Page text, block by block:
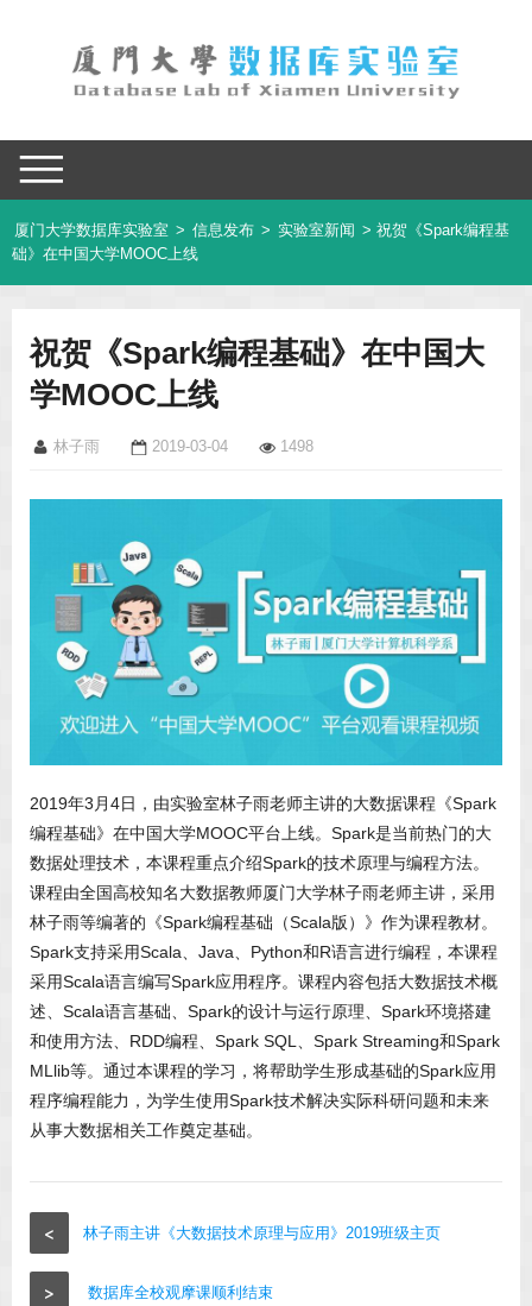
厦门大学数据库实验室 > 信息发布 > 实验室新闻 > 祝贺《Spark编程基
础》在中国大学MOOC上线
祝贺《Spark编程基础》在中国大
学MOOC上线
林子雨 2019-03-04 1498
2019年3月4日，由实验室林子雨老师主讲的大数据课程《Spark
编程基础》在中国大学MOOC平台上线。Spark是当前热门的大
数据处理技术，本课程重点介绍Spark的技术原理与编程方法。
课程由全国高校知名大数据教师厦门大学林子雨老师主讲，采用
林子雨等编著的《Spark编程基础（Scala版）》作为课程教材。
Spark支持采用Scala、Java、Python和R语言进行编程，本课程
采用Scala语言编写Spark应用程序。课程内容包括大数据技术概
述、Scala语言基础、Spark的设计与运行原理、Spark环境搭建
和使用方法、RDD编程、Spark SQL、Spark Streaming和Spark
MLlib等。通过本课程的学习，将帮助学生形成基础的Spark应用
程序编程能力，为学生使用Spark技术解决实际科研问题和未来
从事大数据相关工作奠定基础。
< 林子雨主讲《大数据技术原理与应用》2019班级主页
> 数据库全校观摩课顺利结束